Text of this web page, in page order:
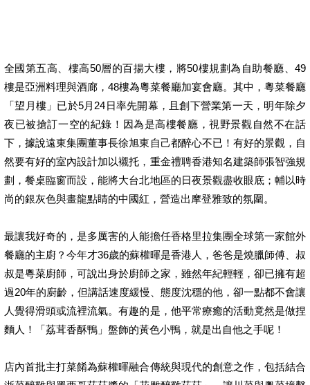
全國第五高、樓高50層的百揚大樓，將50樓規劃為自助餐廳、49
樓是亞洲料理與酒廊，48樓為粵菜餐廳加宴會廳。其中，粵菜餐廳
「望月樓」已於5月24日率先開幕，且創下營業第一天，明年除夕
夜已被搶訂一空的紀錄！因為是高樓餐廳，視野景觀自然不在話
下，據說遠東集團董事長徐旭東自己都醉心不已！有好的景觀，自
然要有好的室內設計加以襯托，重金禮聘香港知名建築師張智強規
劃，餐桌臨窗而設，能將大台北地區的日夜景觀盡收眼底；輔以時
尚的銀灰色與畫龍點睛的中國紅，營造出摩登雅致的氛圍。
最讓我好奇的，是多厲害的人能擔任香格里拉集團全球第一家館外
餐廳的主廚？今年才36歲的蘇權暉是香港人，爸爸是燒臘師傅、叔
叔是粵菜廚師，可說出身於廚師之家，雖然年紀輕輕，卻已擁有超
過20年的廚齡，但講話速度緩慢、態度沈穩的他，卻一點都不會讓
人覺得滑頭或流裡流氣。有趣的是，他平常療癒的活動竟然是做捏
麵人！「荔茸香酥鴨」盤飾的黃色小鴨，就是出自他之手呢！
店內首批主打菜餚為蘇權暉融合傳統與現代的創意之作，包括結合